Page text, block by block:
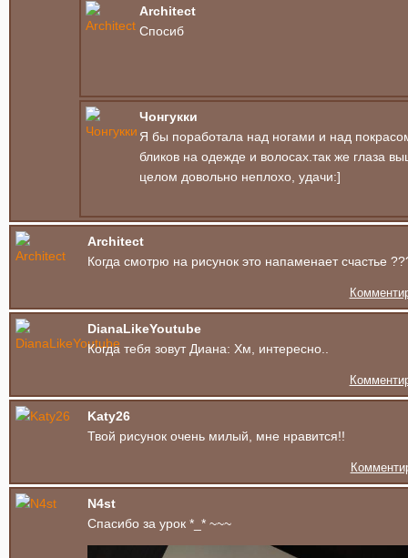
Architect
Спосиб
Чонгукки
Я бы поработала над ногами и над
бликов на одежде и волосах.так же глаза
целом довольно неплохо, удачи:]
Architect
Когда смотрю на рисунок это напаменает счастье
DianaLikeYoutube
Когда тебя зовут Диана: Хм, интересно..
Katy26
Твой рисунок очень милый, мне нравится!!
N4st
Спасибо за урок *_* ~~~